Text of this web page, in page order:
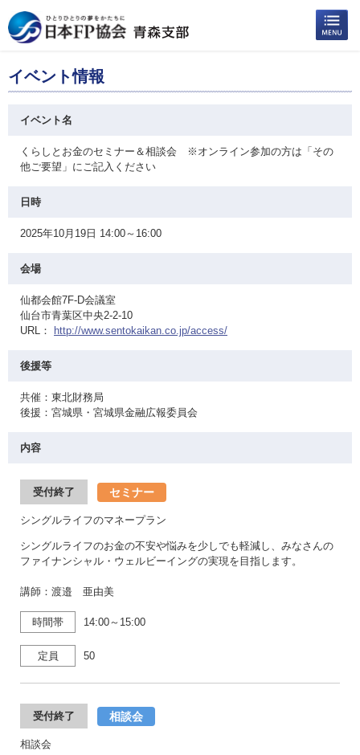
イベント情報
イベント名
くらしとお金のセミナー＆相談会 ※オンライン参加の方は「その
他ご要望」にご記入ください
日時
2025年10月19日 14:00～16:00
会場
仙都会館7F-D会議室
仙台市青葉区中央2-2-10
URL：
http://www.sentokaikan.co.jp/access/
後援等
共催：東北財務局
後援：宮城県・宮城県金融広報委員会
内容
受付終了 セミナー
シングルライフのマネープラン
シングルライフのお金の不安や悩みを少しでも軽減し、みなさんの
ファイナンシャル・ウェルビーイングの実現を目指します。
講師：渡邉 亜由美
時間帯 14:00～15:00
定員 50
受付終了 相談会
相談会